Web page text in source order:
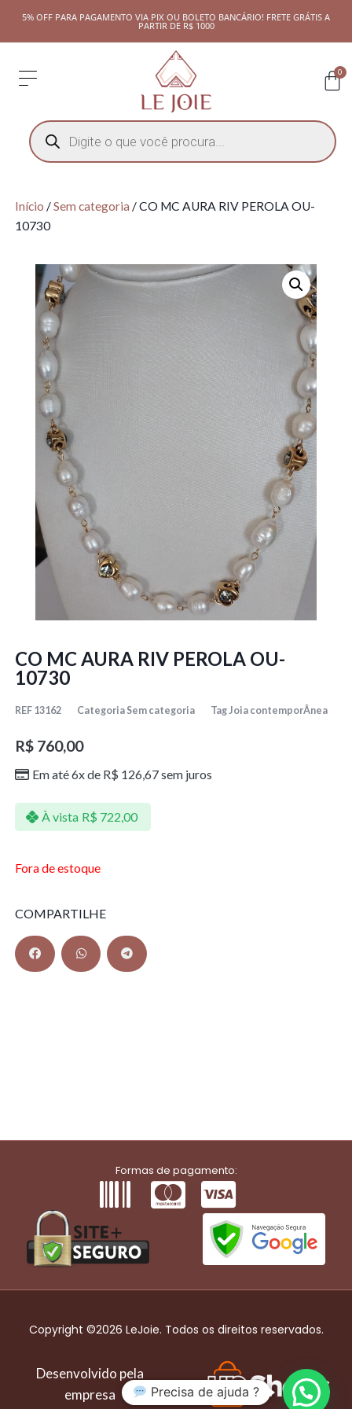
5% OFF PARA PAGAMENTO VIA PIX OU BOLETO BANCÁRIO! FRETE GRÁTIS A
PARTIR DE R$ 1000
0
Início /Sem categoria / CO MC AURA RIV PEROLA OU-
10730
CO MC AURA RIV PEROLA OU-
10730
REF 13162 Categoria Sem categoria Tag Joia contemporÂnea
R$760,00
Em até 6x de R$ 126,67sem juros
À vista R$ 722,00
Fora de estoque
COMPARTILHE
Formas de pagamento:
Copyright ©2026 LeJoie. Todos os direitos reservados.
Desenvolvido pela
empresa
Precisa de ajuda ?